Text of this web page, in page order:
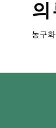
농구화